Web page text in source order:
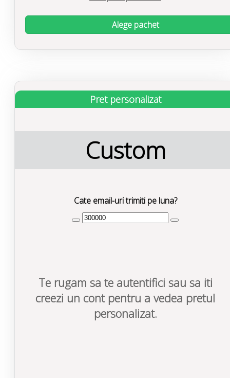
Alege pachet
Pret personalizat
Custom
Cate email-uri trimiti pe luna?
Te rugam sa te autentifici sau sa iti
creezi un cont pentru a vedea pretul
personalizat.